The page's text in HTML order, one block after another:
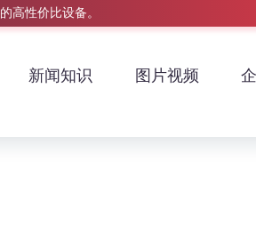
高性价比设备。
新闻知识 图片视频